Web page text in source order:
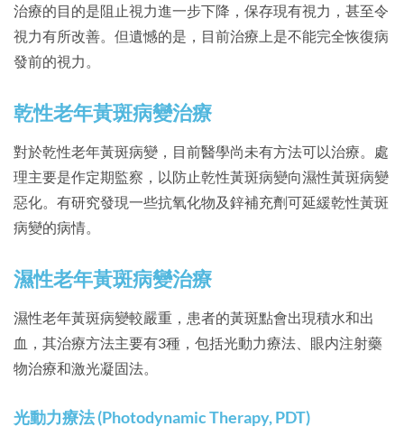
治療的目的是阻止視力進一步下降，保存現有視力，甚至令
視力有所改善。但遺憾的是，目前治療上是不能完全恢復病
發前的視力。
乾性老年黃斑病變治療
對於乾性老年黃斑病變，目前醫學尚未有方法可以治療。處
理主要是作定期監察，以防止乾性黃斑病變向濕性黃斑病變
惡化。有研究發現一些抗氧化物及鋅補充劑可延緩乾性黃斑
病變的病情。
濕性老年黃斑病變治療
濕性老年黃斑病變較嚴重，患者的黃斑點會出現積水和出
血，其治療方法主要有3種，包括光動力療法、眼内注射藥
物治療和激光凝固法。
光動力療法 (Photodynamic Therapy, PDT)